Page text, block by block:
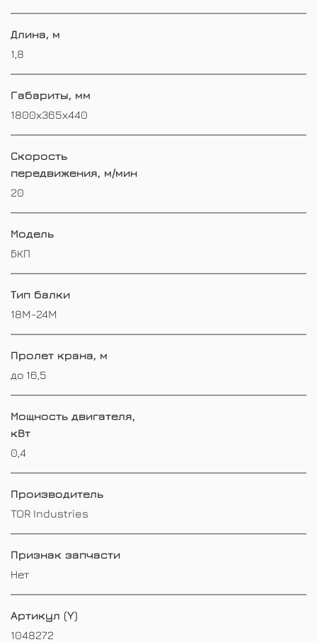
Длина, м
1,8
Габариты, мм
1800х365х440
Скорость
передвижения, м/мин
20
Модель
БКП
Тип балки
18M-24M
Пролет крана, м
до 16,5
Мощность двигателя,
кВт
0,4
Производитель
TOR Industries
Признак запчасти
Нет
Артикул (Y)
1048272